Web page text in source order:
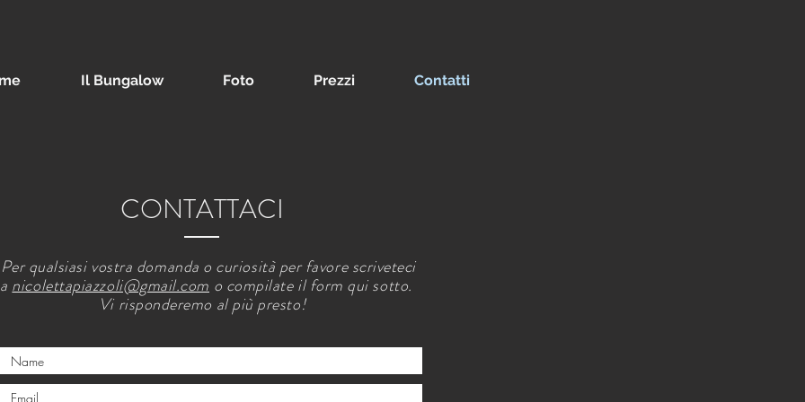
Il Bungalow Foto Prezzi Contatti
CONTATTACI
qualsiasi vostra domanda o curiosità per favore scriveteci
nicolettapiazzoli@gmail.com o compilate il form qui sotto.
Vi risponderemo al più presto!